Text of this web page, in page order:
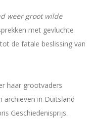
weer groot wilde
met gevluchte
de fatale beslissing van
haar grootvaders
archieven in Duitsland
Geschiedenisprijs.